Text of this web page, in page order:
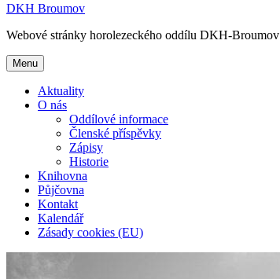
DKH Broumov
Webové stránky horolezeckého oddílu DKH-Broumov
Menu
Aktuality
O nás
Oddílové informace
Členské příspěvky
Zápisy
Historie
Knihovna
Půjčovna
Kontakt
Kalendář
Zásady cookies (EU)